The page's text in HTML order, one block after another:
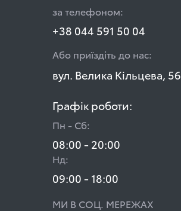
за телефоном:
+38 044 591 50 04
Або приїздіть до нас:
вул. Велика Кільцева, 56
Графік роботи:
Пн - Сб:
08:00 - 20:00
Нд:
09:00 - 18:00
МИ В СОЦ. МЕРЕЖАХ